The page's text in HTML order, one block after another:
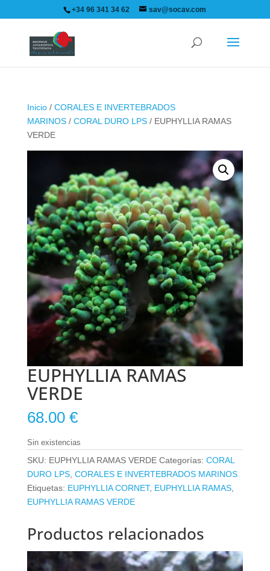
+34 96 341 34 62 sav@socav.com
Inicio/ CORALES E INVERTEBRADOS
MARINOS/ CORAL DURO LPS/ EUPHYLLIA RAMAS
VERDE
EUPHYLLIA RAMAS
VERDE
68.00 €
Sin existencias
SKU: EUPHYLLIA RAMAS VERDE Categorías: CORAL
DURO LPS, CORALES E INVERTEBRADOS MARINOS
Etiquetas: EUPHYLLIA CORNET, EUPHYLLIA RAMAS,
EUPHYLLIA RAMAS VERDE
Productos relacionados